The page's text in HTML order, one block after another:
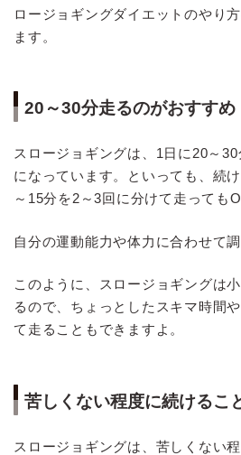
ロージョギングダイエットのやり
ます。
20～30分走るのがおすすめ
スロージョギングは、1日に20～
になっています。といっても、続
～15分を2～3回に分けて走っても
自分の運動能力や体力に合わせて
このように、スロージョギングは
るので、ちょっとしたスキマ時間
て走ることもできますよ。
苦しくない程度に続けるこ
スロージョギングは、苦しくない